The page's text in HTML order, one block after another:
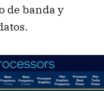
de banda y